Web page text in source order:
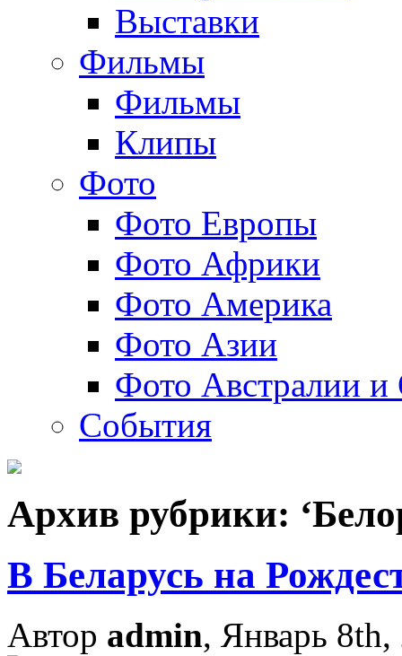
Выставки
Фильмы
Фильмы
Клипы
Фото
Фото Европы
Фото Африки
Фото Америка
Фото Азии
Фото Австралии и
События
Архив рубрики:
В Беларусь на
Автор admin, Январь 8th,